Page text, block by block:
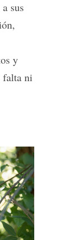
sus
y
falta ni